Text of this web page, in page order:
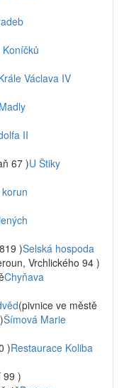
Koníčků
Václava IV
II
67 )U Štiky
)Selská hospoda
Vrchlického 94 )
Chyňava
(pivnice ve městě
Šímová Marie
)Restaurace Koliba
99 )